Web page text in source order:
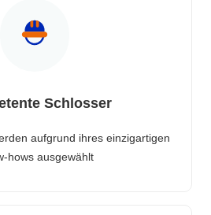
Schlosser
aufgrund ihres einzigartigen
hows ausgewählt